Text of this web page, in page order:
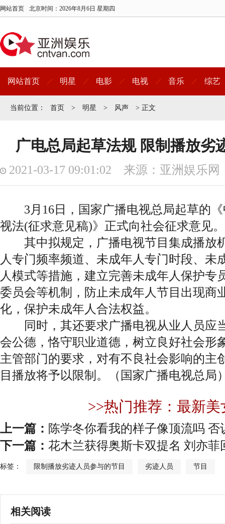
网站首页 北京时间： 2026年8月6日 星期四
网站首页 明星 电影 电视 音乐 综艺
当前位置： 首页 > 明星 > 风声 > 正文
广电总局起草法规 限制播放劣
2021-03-17 09:01:02 来源：亚洲娱乐网
3月16日，国家广播电视总局起草的《
视法(征求意见稿)》正式向社会征求意见。
其中拟规定，广播电视节目集成播放
人专门频率频道、未成年人专门时段、未
人模式等措施，建立完善未成年人保护专
委员会等机制，防止未成年人节目出现商
化，保护未成年人合法权益。
同时，其还要求广播电视从业人员应
会公德，恪守职业道德，树立良好社会形
主管部门的要求，对有不良社会影响的主
目播放将予以限制。（国家广播电视总局
>>热门推荐：最新美
上一篇： 陈学冬你看我的样子像顶流吗 否
下一篇： 花木兰获得奥斯卡双提名 刘亦
标签： 限制播放劣迹人员参与的节目 劣迹人员 节目
相关阅读